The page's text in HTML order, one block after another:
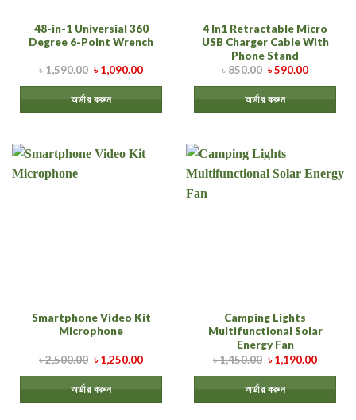
48-in-1 Universial 360
Degree 6-Point Wrench
৳1,590.00 ৳1,090.00
অর্ডার করুন
4 In1 Retractable Micro
USB Charger Cable With
Phone Stand
৳850.00 ৳590.00
অর্ডার করুন
Smartphone Video Kit
Microphone
৳2,500.00 ৳1,250.00
অর্ডার করুন
Camping Lights
Multifunctional Solar
Energy Fan
৳1,450.00 ৳1,190.00
অর্ডার করুন